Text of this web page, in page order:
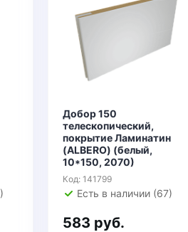
Добор 150
телескопический,
покрытие Ламинатин
(ALBERO) (белый,
10*150, 2070)
Код: 141799
Есть в наличии (67)
583 руб.